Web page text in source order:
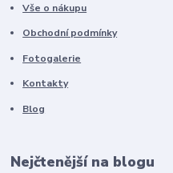
Vše o nákupu
Obchodní podmínky
Fotogalerie
Kontakty
Blog
Nejčtenější na blogu